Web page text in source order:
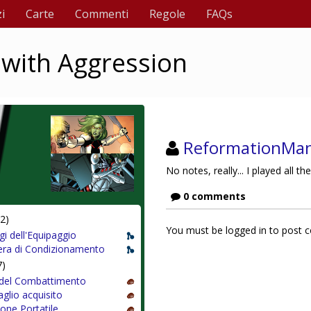
Carte Commenti Regole FAQs
Aggression
dell'Equipaggio
di Condizionamento
Combattimento
acquisito
No notes, really... I played all
0 comments
You must be logged in to post